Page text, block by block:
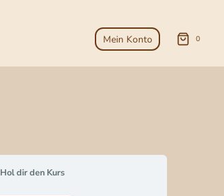
Mein Konto 0
Hol dir den Kurs